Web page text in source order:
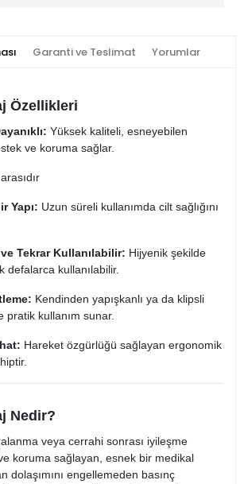
Garanti ve Teslimat Yorumlar
Özellikleri
Yüksek kaliteli, esneyebilen
ve koruma sağlar.
Yapı: Uzun süreli kullanımda cilt sağlığını
Tekrar Kullanılabilir: Hijyenik şekilde
defalarca kullanılabilir.
Kendinden yapışkanlı ya da klipsli
pratik kullanım sunar.
Hareket özgürlüğü sağlayan ergonomik
Nedir?
veya cerrahi sonrası iyileşme
koruma sağlayan, esnek bir medikal
dolaşımını engellemeden basınç